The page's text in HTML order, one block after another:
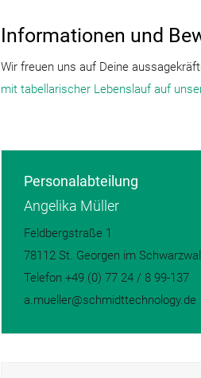
Informationen und
Wir freuen uns auf Deine
mit tabellarischer Lebenslauf auf
Personalabteilung
Angelika Müller
Feldbergstraße 1
78112 St. Georgen im
Telefon +49 (0) 77 24 / 8 99-137
a.mueller@schmidttechnology.de